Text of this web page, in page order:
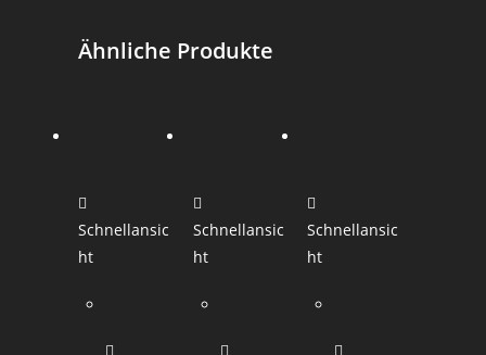
Ähnliche Produkte
Schnellansic
ht
Schnellansic
ht
Schnellansic
ht